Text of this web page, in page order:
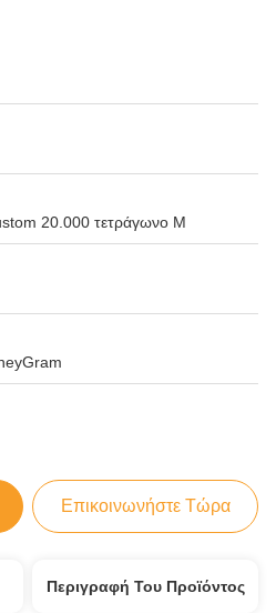
20.000 τετράγωνο Μ
Επικοινωνήστε Τώρα
Περιγραφή Του Προϊόντος